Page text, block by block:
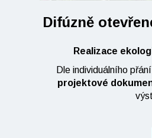
Difúzně
Realizace
Dle individuálního
projektové